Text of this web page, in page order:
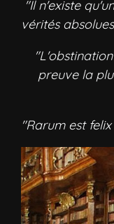
"Il n'existe
vérités
preuve la
"Rarum est